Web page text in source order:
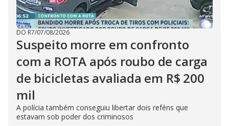
DO R7/07/08/2026
Suspeito morre em confronto
com a ROTA após roubo de carga
de bicicletas avaliada em R$ 200
mil
A polícia também conseguiu libertar dois reféns que
estavam sob poder dos criminosos